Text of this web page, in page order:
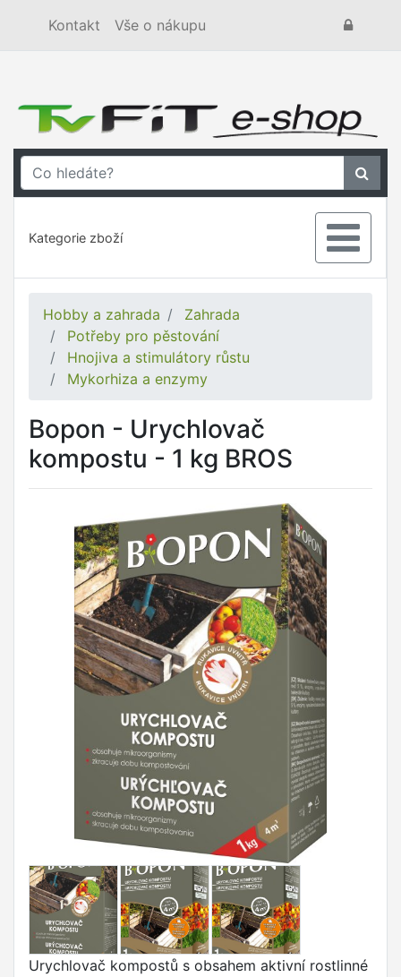
Kontakt Vše o nákupu
Kategorie zboží
Hobby a zahrada
Zahrada
Potřeby pro pěstování
Hnojiva a stimulátory růstu
Mykorhiza a enzymy
Bopon - Urychlovač
kompostu - 1 kg BROS
Urychlovač kompostů s obsahem aktivní rostlinné